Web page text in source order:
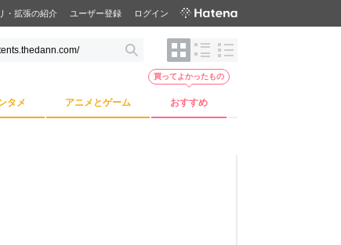
・拡張の紹介 ユーザー登録 ログイン
タメ アニメとゲーム おすすめ
買ってよかったもの